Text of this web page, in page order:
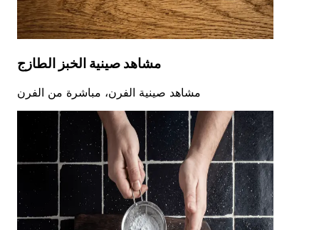
مشاهد صينية الخبز الطازج
مشاهد صينية الفرن، مباشرة من الفرن